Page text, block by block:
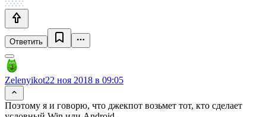
Ответить
Zelenyikot22 ноя 2018 в 09:05
Поэтому я и говорю, что джекпот возьмет тот, кто сделает